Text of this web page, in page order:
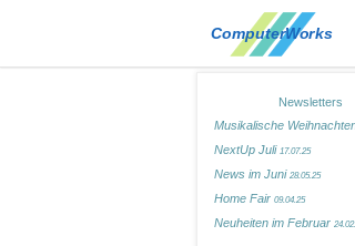
Newsletters
Musikalische
NextUp Juli 17.07.25
News im Juni 28.05.25
Home Fair 09.04.25
Neuheiten im Februar